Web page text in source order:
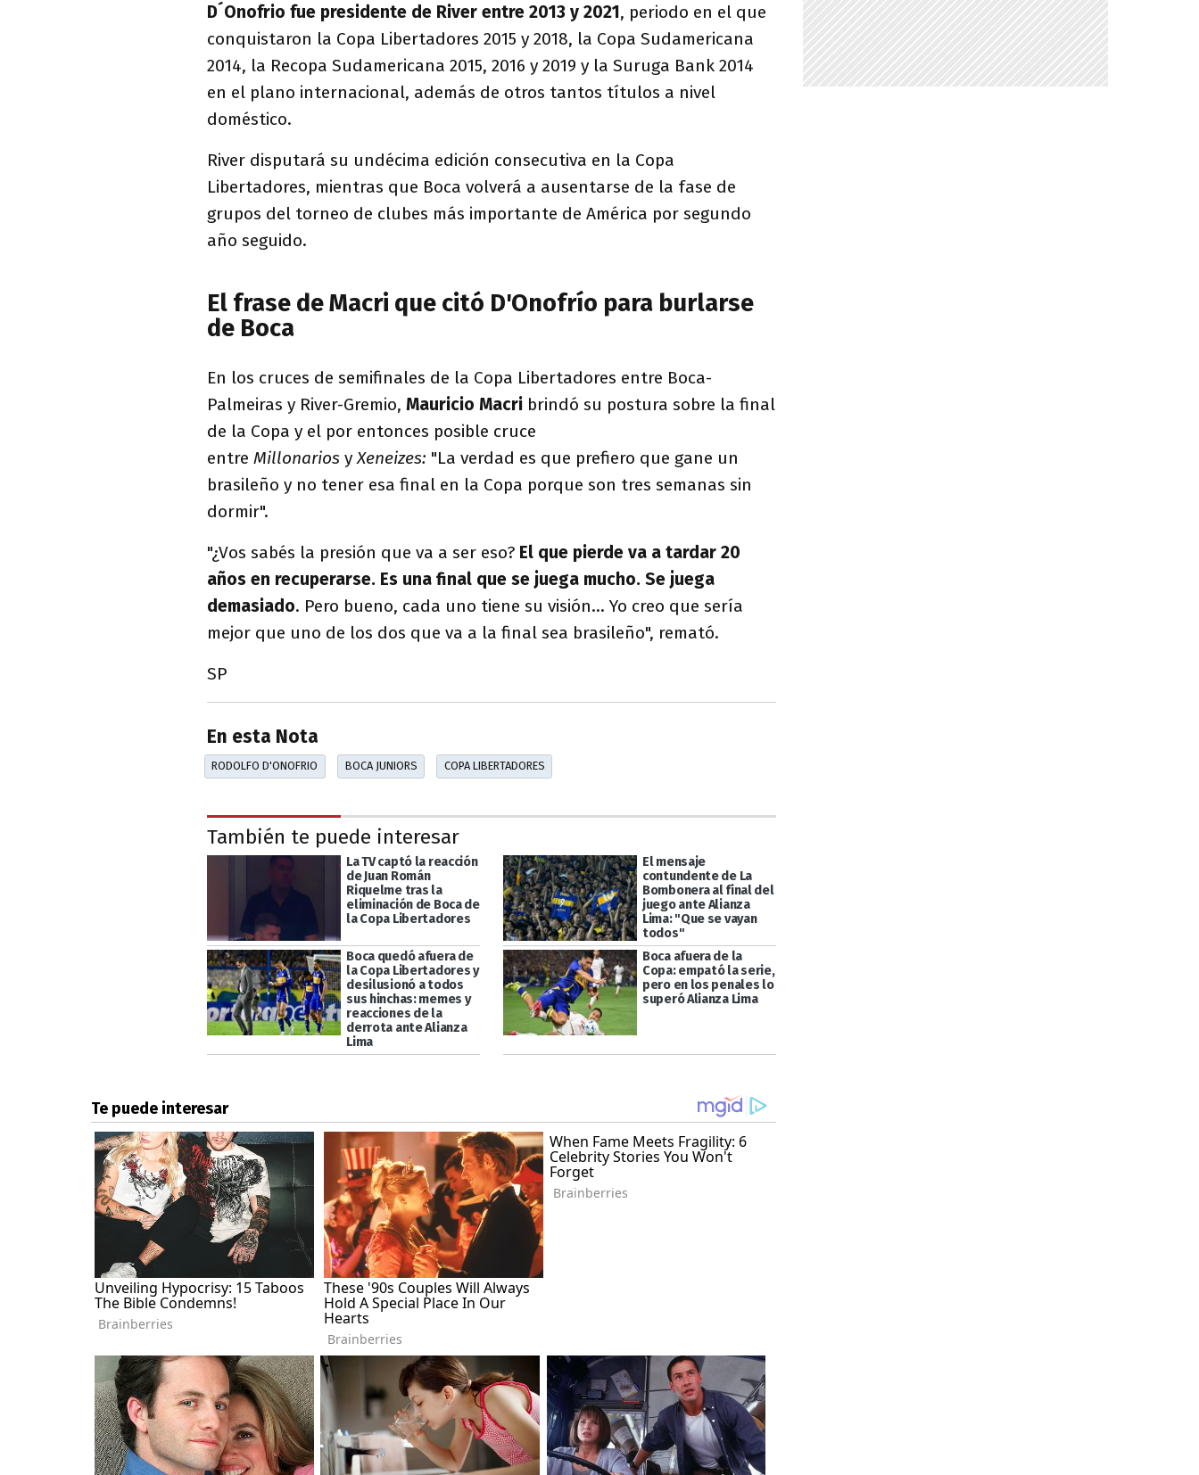
D´Onofrio fue presidente de River entre 2013 y 2021, periodo en el que
conquistaron la Copa Libertadores 2015 y 2018, la Copa Sudamericana
2014, la Recopa Sudamericana 2015, 2016 y 2019 y la Suruga Bank 2014
en el plano internacional, además de otros tantos títulos a nivel
doméstico.
River disputará su undécima edición consecutiva en la Copa
Libertadores, mientras que Boca volverá a ausentarse de la fase de
grupos del torneo de clubes más importante de América por segundo
año seguido.
El frase de Macri que citó D'Onofrío para burlarse
de Boca
En los cruces de semifinales de la Copa Libertadores entre Boca-
Palmeiras y River-Gremio, Mauricio Macri brindó su postura sobre la final
de la Copa y el por entonces posible cruce
entre Millonarios yXeneizes: "La verdad es que prefiero que gane un
brasileño y no tener esa final en la Copa porque son tres semanas sin
dormir".
"¿Vos sabés la presión que va a ser eso? El que pierde va a tardar 20
años en recuperarse. Es una final que se juega mucho. Se juega
demasiado. Pero bueno, cada uno tiene su visión... Yo creo que sería
mejor que uno de los dos que va a la final sea brasileño", remató.
SP
En esta Nota
RODOLFO D'ONOFRIO BOCA JUNIORS COPA LIBERTADORES
También te puede interesar
La TV captó la reacción
de Juan Román
Riquelme tras la
eliminación de Boca de
la Copa Libertadores
El mensaje
contundente de La
Bombonera al final del
juego ante Alianza
Lima: "Que se vayan
todos"
Boca quedó afuera de
la Copa Libertadores y
desilusionó a todos
sus hinchas: memes y
reacciones de la
derrota ante Alianza
Lima
Boca afuera de la
Copa: empató la serie,
pero en los penales lo
superó Alianza Lima